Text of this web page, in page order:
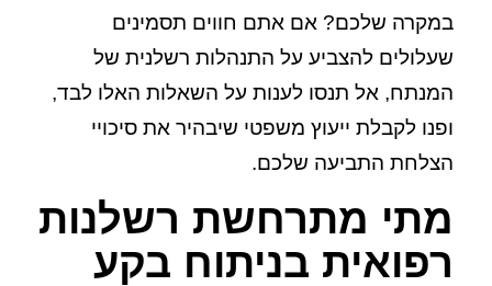
במקרה שלכם? אם אתם חווים תסמינים
שעלולים להצביע על התנהלות רשלנית של
המנתח, אל תנסו לענות על השאלות האלו לבד,
ופנו לקבלת ייעוץ משפטי שיבהיר את סיכויי
הצלחת התביעה שלכם.
מתי מתרחשת רשלנות
רפואית בניתוח בקע